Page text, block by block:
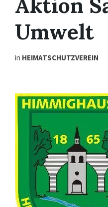
Umwelt
in HEIMATSCHUTZVEREIN